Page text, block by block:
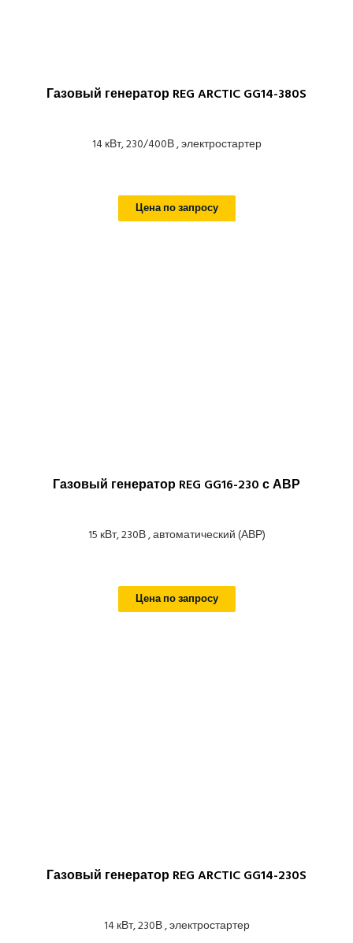
Газовый генератор REG ARCTIC GG14-380S
14 кВт, 230/400В , электростартер
Цена по запросу
Газовый генератор REG GG16-230 с АВР
15 кВт, 230В , автоматический (АВР)
Цена по запросу
Газовый генератор REG ARCTIC GG14-230S
14 кВт, 230В , электростартер